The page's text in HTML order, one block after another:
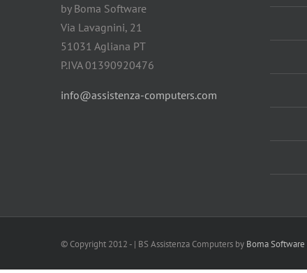
by Boma Software
Via Lavagnini, 21
51031 Agliana PT
P.IVA 01390920476
info@assistenza-computers.com
© Copyright 2012 - | BS Assistenza Computers by Boma Software